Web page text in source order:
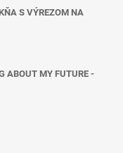
S VÝREZOM NA
ABOUT MY FUTURE -